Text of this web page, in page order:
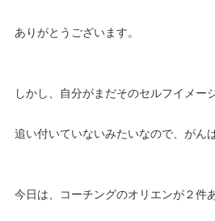
ありがとうございます。
しかし、自分がまだそのセルフイメー
追い付いていないみたいなので、がん
今日は、コーチングのオリエンが２件